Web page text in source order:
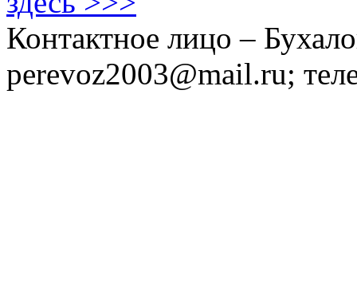
Контактное лицо –
perevoz2003@mail.ru;